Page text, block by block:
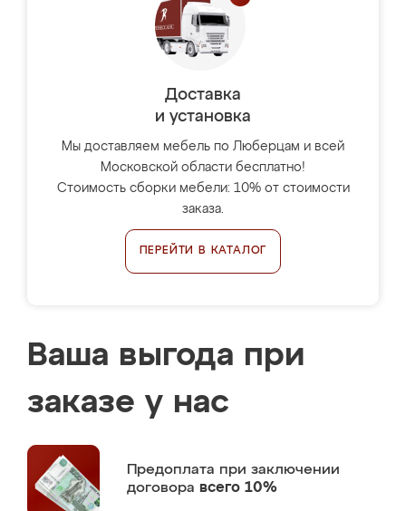
Доставка
и установка
Мы доставляем мебель по Люберцам и всей
Московской области бесплатно!
Стоимость сборки мебели: 10% от стоимости
заказа.
ПЕРЕЙТИ В КАТАЛОГ
Ваша выгода при
заказе у нас
Предоплата при заключении
договора всего 10%